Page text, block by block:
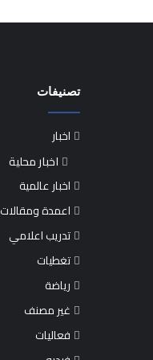
تصنيفات
اخبار
اخبار محلية
اخبار عالمية
اعمدة ومقالات
تدريب اعلامي
تغطيات
رياضة
غير مصنف
فعاليات